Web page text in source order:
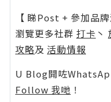
【 睇Post + 參加品牌
瀏覽更多社群 打卡 丶
攻略及 活動情報
U Blog開咗
Follow 我哋 ！